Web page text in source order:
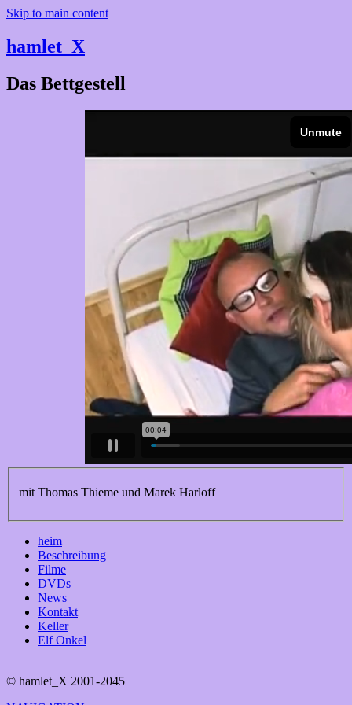
Skip to main content
hamlet_X
Das Bettgestell
mit Thomas Thieme und Marek Harloff
heim
Beschreibung
Filme
DVDs
News
Kontakt
Keller
Elf Onkel
© hamlet_X 2001-2045